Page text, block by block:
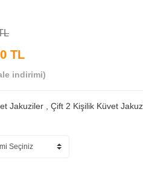
TL
indirimi)
Jakuziler
Çift 2 Kişilik Küvet